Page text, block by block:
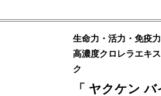
生命力・活力・免疫
高濃度クロレラエキ
ク
「 ヤクケン